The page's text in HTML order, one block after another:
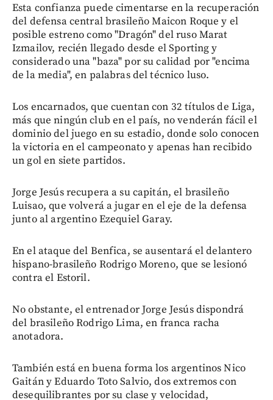
Esta confianza puede cimentarse en la recuperación
del defensa central brasileño Maicon Roque y el
posible estreno como "Dragón" del ruso Marat
Izmailov, recién llegado desde el Sporting y
considerado una "baza" por su calidad por "encima
de la media", en palabras del técnico luso.
Los encarnados, que cuentan con 32 títulos de Liga,
más que ningún club en el país, no venderán fácil el
dominio del juego en su estadio, donde solo conocen
la victoria en el campeonato y apenas han recibido
un gol en siete partidos.
Jorge Jesús recupera a su capitán, el brasileño
Luisao, que volverá a jugar en el eje de la defensa
junto al argentino Ezequiel Garay.
En el ataque del Benfica, se ausentará el delantero
hispano-brasileño Rodrigo Moreno, que se lesionó
contra el Estoril.
No obstante, el entrenador Jorge Jesús dispondrá
del brasileño Rodrigo Lima, en franca racha
anotadora.
También está en buena forma los argentinos Nico
Gaitán y Eduardo Toto Salvio, dos extremos con
desequilibrantes por su clase y velocidad,